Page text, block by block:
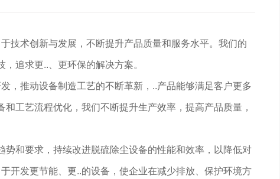
技术创新与发展，不断提升产品质量和服务水平。我们的
追求更..、更环保的解决方案。
，推动设备制造工艺的不断革新，..产品能够满足客户更多
工艺流程优化，我们不断提升生产效率，提高产品质量，
势和要求，持续改进脱硫除尘设备的性能和效率，以降低对
开发更节能、更..的设备，使企业在减少排放、保护环境方